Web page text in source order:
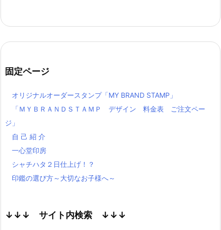
固定ページ
オリジナルオーダースタンプ「MY BRAND STAMP」
「ＭＹＢＲＡＮＤＳＴＡＭＰ デザイン 料金表 ご注文ペー
ジ」
自 己 紹 介
一心堂印房
シャチハタ２日仕上げ！？
印鑑の選び方～大切なお子様へ～
↓↓↓ サイト内検索 ↓↓↓